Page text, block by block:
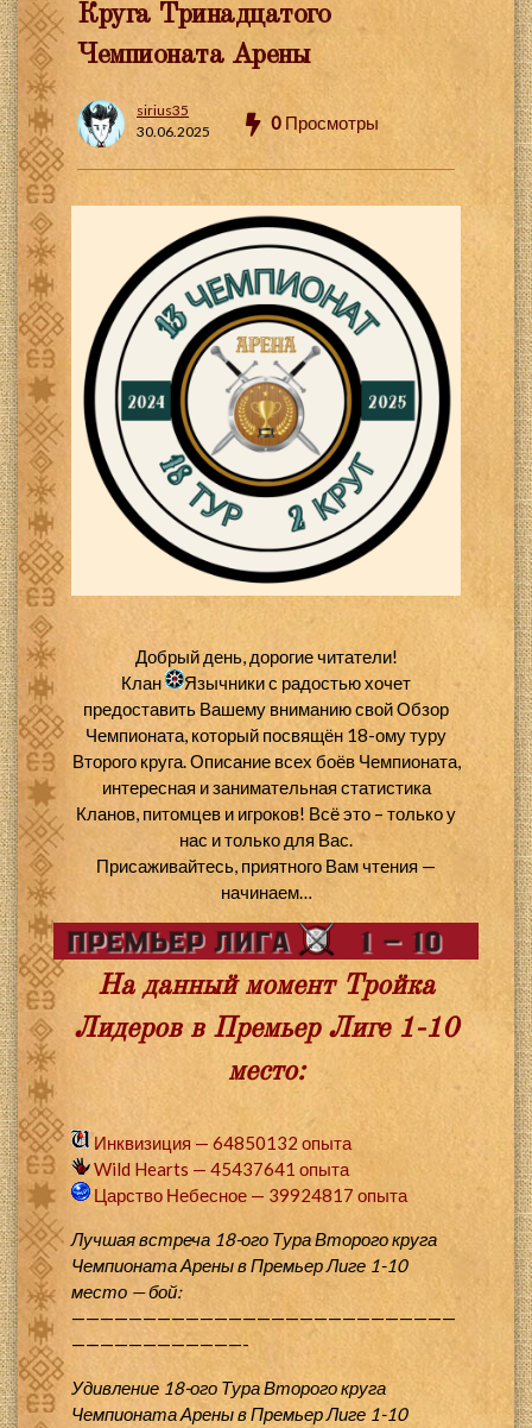
Круга Тринадцатого
Чемпионата Арены
sirius35
30.06.2025
0 Просмотры
Добрый день, дорогие читатели!
Клан
Язычники с радостью хочет
предоставить Вашему вниманию свой Обзор
Чемпионата, который посвящён 18-ому туру
Второго круга. Описание всех боёв Чемпионата,
интересная и занимательная статистика
Кланов, питомцев и игроков! Всё это – только у
нас и только для Вас.
Присаживайтесь, приятного Вам чтения —
начинаем…
На данный момент Тройка
Лидеров в Премьер Лиге 1-10
место:
Инквизиция — 64850132 опыта
Wild Hearts — 45437641 опыта
Царство Небесное — 39924817 опыта
Лучшая встреча 18-ого Тура Второго круга
Чемпионата Арены в Премьер Лиге 1-10
место — бой:
———————————————————————————
————————————-
Удивление 18-ого Тура Второго круга
Чемпионата Арены в Премьер Лиге 1-10